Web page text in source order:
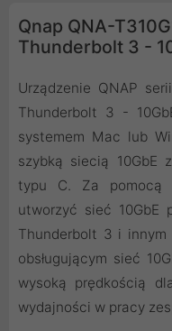
Qnap QNA-
Thunderbolt 3 -
Urządzenie QNAP
Thunderbolt 3 -
systemem Mac lub
szybką siecią 10GbE
typu C. Za pomocą
utworzyć sieć 10GbE
Thunderbolt 3 i innym
obsługującym sieć
wysoką prędkością
wydajności w pracy